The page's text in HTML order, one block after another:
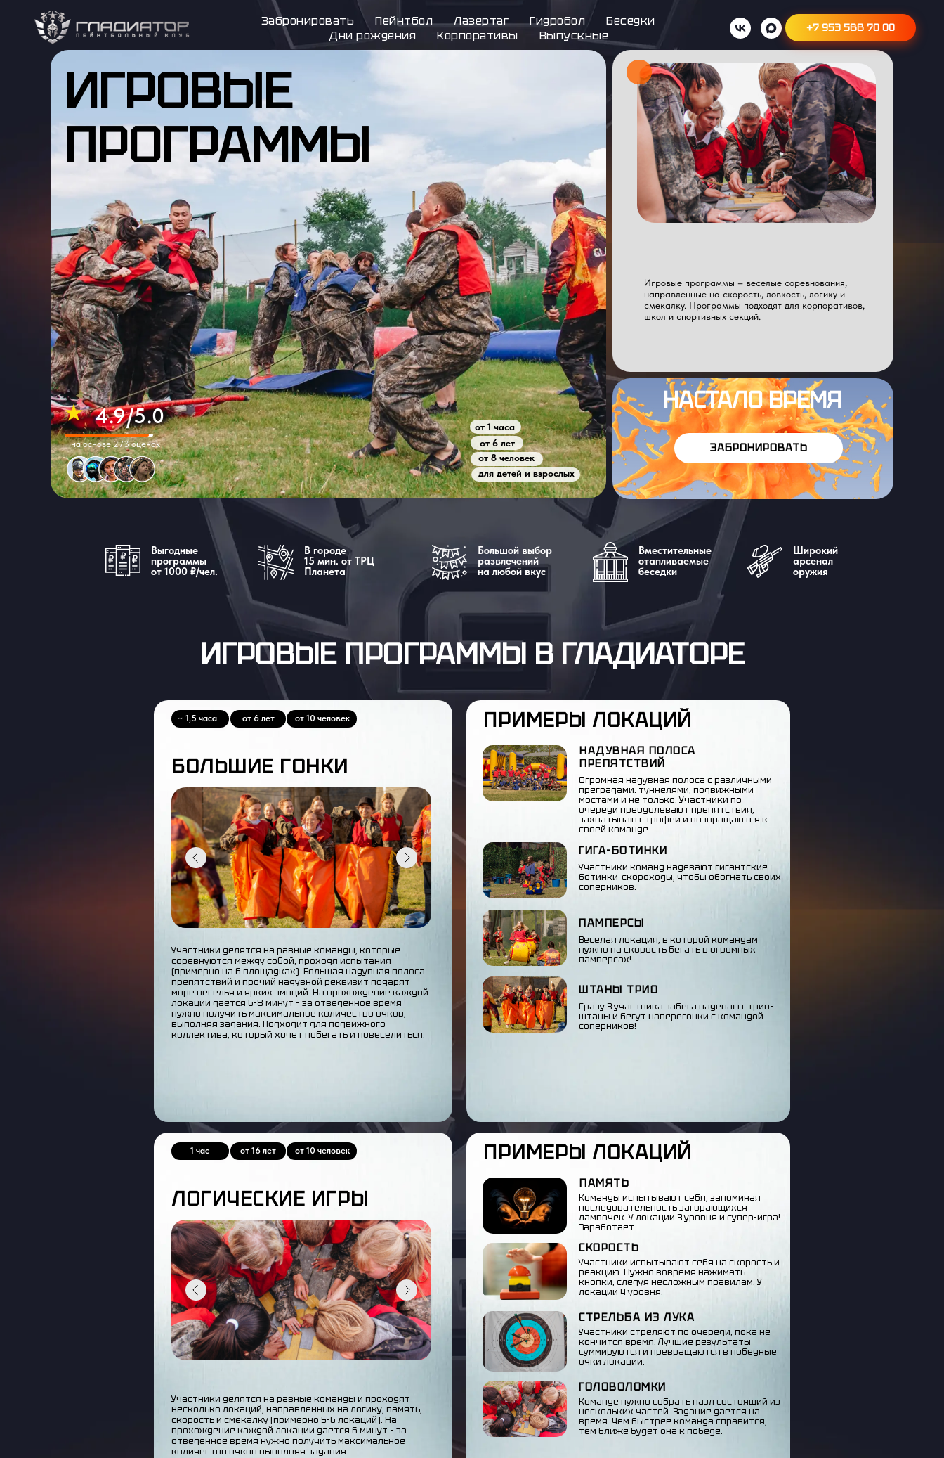
Забронировать Пейнтбол Лазертаг Гидробол
Беседки
Дни рождения
Корпоративы Выпускные
+7 953 588 70 00
от 6 лет
от 8 человек
от 1 часа
для детей и взрослых
ИГРОВЫЕ
ПРОГРАММЫ
Игровые программы – веселые соревнования,
направленные на скорость, ловкость, логику и
смекалку. Программы подходят для корпоративов,
школ и спортивных секций.
на основе 273 оценок
4.9/5.0
НАСТАЛО ВРЕМЯ
ЗАБРОНИРОВАТЬ
Широкий
арсенал
оружия
Вместительные
отапливаемые
беседки
Большой выбор
развлечений
на любой вкус
В городе
15 мин. от ТРЦ
Планета
Выгодные
программы
от 1000 ₽/чел.
ИГРОВЫЕ ПРОГРАММЫ В ГЛАДИАТОРЕ
БОЛЬШИЕ ГОНКИ
Участники делятся на равные команды, которые
соревнуются между собой, проходя испытания
(примерно на 6 площадках). Большая надувная полоса
препятствий и прочий надувной реквизит подарят
море веселья и ярких эмоций. На прохождение каждой
локации дается 6-8 минут – за отведенное время
нужно получить максимальное количество очков,
выполняя задания. Подходит для подвижного
коллектива, который хочет побегать и повеселиться.
от 10 человек
от 6 лет
~ 1,5 часа
ПАМПЕРСЫ
Веселая локация, в которой командам
нужно на скорость бегать в огромных
памперсах!
ШТАНЫ ТРИО
Сразу 3 участника забега надевают трио-
штаны и бегут наперегонки с командой
соперников!
ГИГА-БОТИНКИ
Участники команд надевают гигантские
ботинки-скороходы, чтобы обогнать своих
соперников.
НАДУВНАЯ ПОЛОСА
ПРЕПЯТСТВИЙ
Огромная надувная полоса с различными
преградами: туннелями, подвижными
мостами и не только. Участники по
очереди преодолевают препятствия,
захватывают трофеи и возвращаются к
своей команде.
ПРИМЕРЫ ЛОКАЦИЙ
ЛОГИЧЕСКИЕ ИГРЫ
Участники делятся на равные команды и проходят
несколько локаций, направленных на логику, память,
скорость и смекалку (примерно 5-6 локаций). На
прохождение каждой локации дается 6 минут – за
отведенное время нужно получить максимальное
количество очков выполняя задания.
от 10 человек
от 16 лет
1 час
ГОЛОВОЛОМКИ
Команде нужно собрать пазл состоящий из
нескольких частей. Задание дается на
время. Чем быстрее команда справится,
тем ближе будет она к победе.
СТРЕЛЬБА ИЗ ЛУКА
Участники стреляют по очереди, пока не
кончится время. Лучшие результаты
суммируются и превращаются в победные
очки локации.
СКОРОСТЬ
Участники испытывают себя на скорость и
реакцию. Нужно вовремя нажимать
кнопки, следуя несложным правилам. У
локации 4 уровня.
ПАМЯТЬ
Команды испытывают себя, запоминая
последовательность загорающихся
лампочек. У локации 3 уровня и супер-игра!
Заработает.
ПРИМЕРЫ ЛОКАЦИЙ